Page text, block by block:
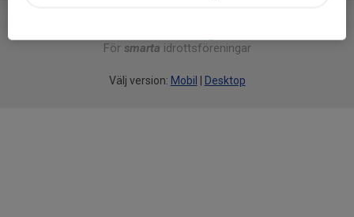
För smarta idrottsföreningar
Välj version: Mobil Desktop